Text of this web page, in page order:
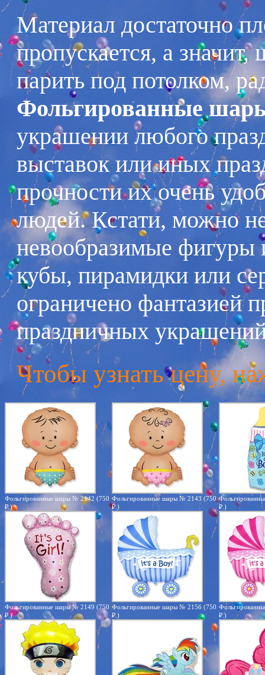
Материал достаточно
пропускается, а
парить под потолком,
Фольгированные
украшении любого
выставок или иных
прочности их очень
людей. Кстати, можно
невообразимые фигуры
кубы, пирамидки или
ограничено фантазией
праздничных
Чтобы узнать цену,
Фольгированные шары № 2142 (750
₽.)
Фольгированные шары № 2143 (750
₽.)
₽.)
Фольгированные шары № 2149 (750
₽.)
Фольгированные шары № 2156 (750
₽.)
₽.)